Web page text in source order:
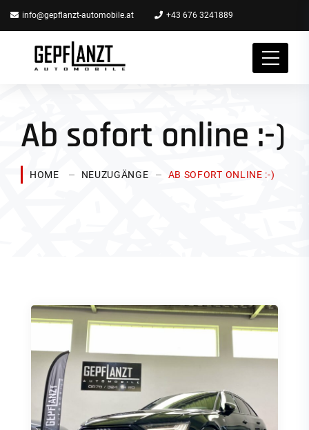
info@gepflanzt-automobile.at +43 676 3241889
Ab sofort online :-)
HOME NEUZUGÄNGE AB SOFORT ONLINE :-)